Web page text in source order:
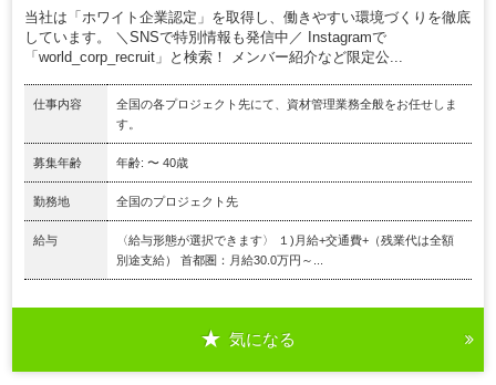
当社は「ホワイト企業認定」を取得し、働きやすい環境づくりを徹底
しています。 ＼SNSで特別情報も発信中／ Instagramで
「world_corp_recruit」と検索！ メンバー紹介など限定公...
仕事内容
全国の各プロジェクト先にて、資材管理業務全般をお任せしま
す。
募集年齢 年齢: 〜 40歳
勤務地 全国のプロジェクト先
給与
〈給与形態が選択できます〉 １)月給+交通費+（残業代は全額
別途支給） 首都圏：月給30.0万円～...
気になる